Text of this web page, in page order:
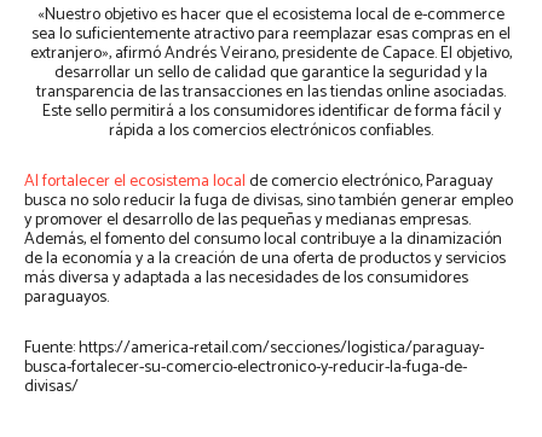
«Nuestro objetivo es hacer que el ecosistema local de e-commerce
sea lo suficientemente atractivo para reemplazar esas compras en el
extranjero», afirmó Andrés Veirano, presidente de Capace. El objetivo,
desarrollar un sello de calidad que garantice la seguridad y la
transparencia de las transacciones en las tiendas online asociadas.
Este sello permitirá a los consumidores identificar de forma fácil y
rápida a los comercios electrónicos confiables.
Al fortalecer el ecosistema localde comercio electrónico, Paraguay
busca no solo reducir la fuga de divisas, sino también generar empleo
y promover el desarrollo de las pequeñas y medianas empresas.
Además, el fomento del consumo local contribuye a la dinamización
de la economía y a la creación de una oferta de productos y servicios
más diversa y adaptada a las necesidades de los consumidores
paraguayos.
Fuente: https://america-retail.com/secciones/logistica/paraguay-
busca-fortalecer-su-comercio-electronico-y-reducir-la-fuga-de-
divisas/